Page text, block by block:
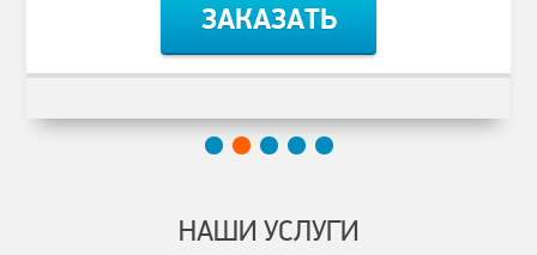
ЗАКАЗАТЬ
НАШИ УСЛУГИ